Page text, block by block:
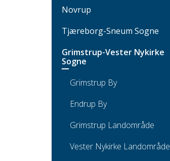
Novrup
Tjæreborg-Sneum Sogne
Grimstrup-Vester Nykirke
Sogne
Grimstrup By
Endrup By
Grimstrup Landområde
Vester Nykirke Landområde